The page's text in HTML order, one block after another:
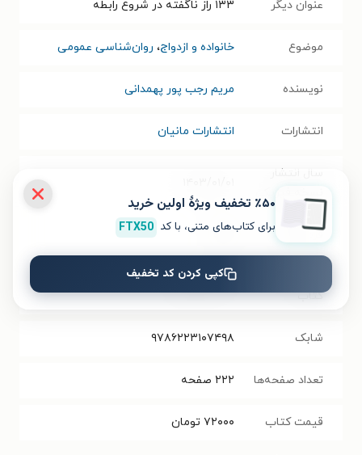
عنوان دیگر ۱۳۳ راز ناگفته در شروع رابطه
موضوع خانواده و ازدواج، روان‌شناسی عمومی
نویسنده مریم رجب پور پهمدانی
انتشارات انتشارات مانیان
سال انتشار
فرمت کتاب PDF
کتاب
شابک ۹۷۸۶۲۲۳۱۰۷۴۹۸
تعداد صفحه‌ها ۲۲۲ صفحه
قیمت کتاب ۷۲۰۰۰ تومان
٪۵۰ تخفیف ویژۀ اولین خرید
برای کتاب‌های متنی، با کد FTX50
کپی کردن کد تخفیف